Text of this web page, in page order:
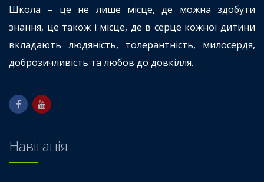
Школа – це не лише місце, де можна здобути
знання, це також і місце, де в серце кожної дитини
вкладають людяність, толерантність, милосердя,
доброзичливість та любов до довкілля.
Навігація